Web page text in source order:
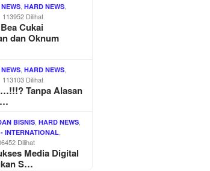
,HARD NEWS
113952 Dilihat
Cukai
dan Oknum
,HARD NEWS
113103 Dilihat
Tanpa Alasan
BISNIS ,HARD NEWS
INTERNATIONAL
Dilihat
Media Digital
S…